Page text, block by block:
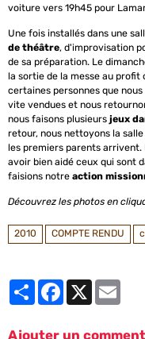
voiture vers 19h45 pour
Une fois installés dans une
de théâtre, d'improvisation
de sa préparation. Le
la sortie de la messe au profit
certaines personnes que
vite vendues et nous
nous faisons plusieurs jeux
retour, nous nettoyons la
les premiers parents arrivent.
avoir bien aidé ceux qui sont
faisions notre action
Découvrez les photos en
2010 COMPTE RENDU
PartagerFacebook
Ajouter un